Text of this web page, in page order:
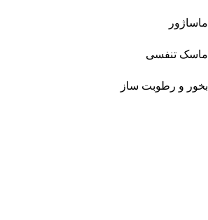
ماساژور
ماسک تنفسی
بخور و رطوبت ساز